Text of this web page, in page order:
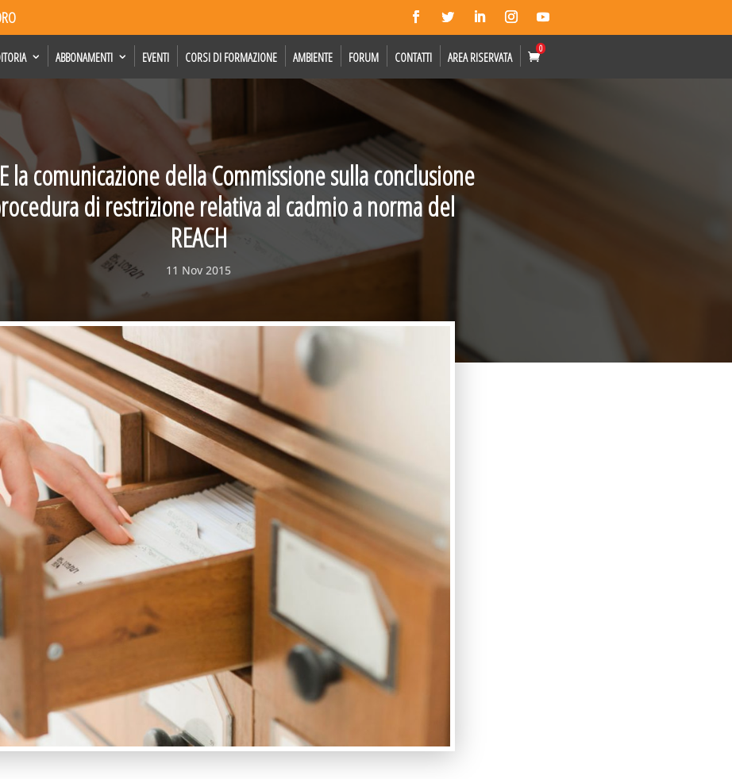
ABBONAMENTI EVENTI CORSI DI FORMAZIONE AMBIENTE FORUM CONTATTI AREA RISERVATA
0
la comunicazione della Commissione sulla conclusione
di restrizione relativa al cadmio a norma del
REACH
11 Nov 2015